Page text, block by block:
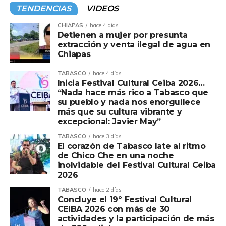
TEMAS RELACIONADOS: DE ALTO NIVEL
A CONTINUACIÓN
DE ALTO NIVEL
cada municipio. Ayer le tocó, parte del Centro,
antes fue Teapa y Tacotalpa, queda pendiente
Jalapa. De acuerdo a fuentes de Morena,“Andy”
pues para una buena parte de la militancia
resulta poco conocido, no obstante de ser hijo del
expresidente, Andrés Manuel López.
estrategia consiste montarse de los aspirantes a
las alcaldías.
Y en medio todo el arropamiento al junior de la
4T, la disputa por las candidaturas, se intensifica;
el caso más visible es el Centro, donde la
confrontación entre el líder del Congreso local,
Jorge Bracamontesy el ex titular de Sotop,
Daniel Casasús
será nada menos el inquilino de Palacio de
Gobierno bajo la influencia de“Andy” López,
según la percepción de la oposición. Además, la
presión del Centro del país a Palacio de Gobierno
TENDENCIAS VIDEOS
CHIAPAS hace 4 días
Detienen a mujer por presunta
extracción y venta ilegal de agua en
Chiapas
TABASCO hace 4 días
Inicia Festival Cultural Ceiba 2026…
“Nada hace más rico a Tabasco que
su pueblo y nada nos enorgullece
más que su cultura vibrante y
excepcional: Javier May”
TABASCO hace 3 días
El corazón de Tabasco late al ritmo
de Chico Che en una noche
inolvidable del Festival Cultural Ceiba
2026
TABASCO hace 2 días
Concluye el 19º Festival Cultural
CEIBA 2026 con más de 30
actividades y la participación de más